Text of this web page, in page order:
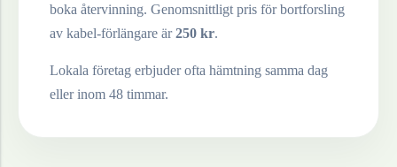
boka återvinning. Genomsnittligt pris för bortforsling
av kabel-förlängare är250 kr.
Lokala företag erbjuder ofta hämtning samma dag
eller inom 48 timmar.